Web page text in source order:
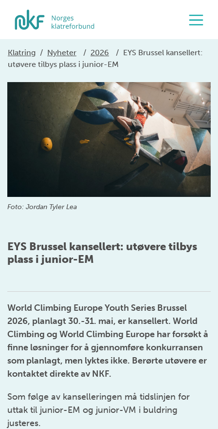
Klatring / Nyheter / 2026 / EYS Brussel kansellert:
utøvere tilbys plass i junior-EM
Foto: Jordan Tyler Lea
EYS Brussel kansellert: utøvere tilbys
plass i junior-EM
World Climbing Europe Youth Series Brussel
2026, planlagt 30.-31. mai, er kansellert. World
Climbing og World Climbing Europe har forsøkt å
finne løsninger for å gjennomføre konkurransen
som planlagt, men lyktes ikke. Berørte utøvere er
kontaktet direkte av NKF.
Som følge av kanselleringen må tidslinjen for
uttak til junior-EM og junior-VM i buldring
justeres.